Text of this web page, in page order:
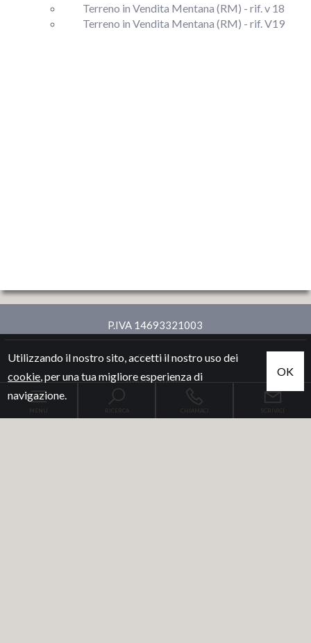
Terreno in Vendita Mentana (RM) - rif. v 18
Terreno in Vendita Mentana (RM) - rif. V19
P.IVA 14693321003
Sitemap
Privacy Policy
Utilizzando il nostro sito, accetti il nostro uso dei
cookie, per una tua migliore esperienza di
navigazione.
OK